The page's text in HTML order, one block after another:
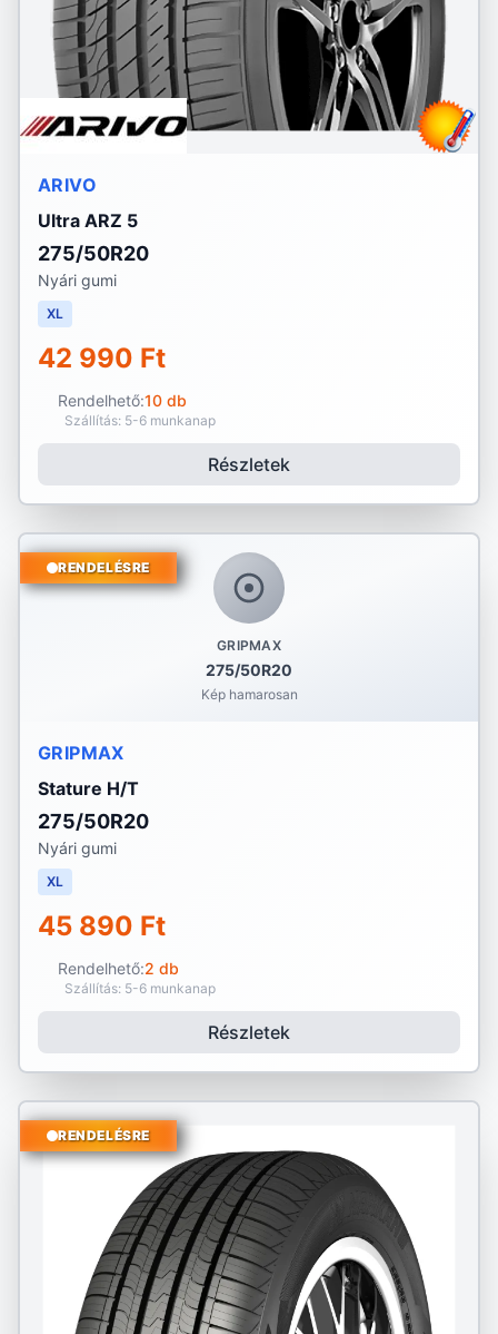
ARIVO
Ultra ARZ 5
275/50R20
Nyári gumi
XL
42 990 Ft
Rendelhető:10 db
Szállítás: 5-6 munkanap
Részletek
GRIPMAX
275/50R20
Kép hamarosan
RENDELÉSRE
GRIPMAX
Stature H/T
275/50R20
Nyári gumi
XL
45 890 Ft
Rendelhető:2 db
Szállítás: 5-6 munkanap
Részletek
RENDELÉSRE